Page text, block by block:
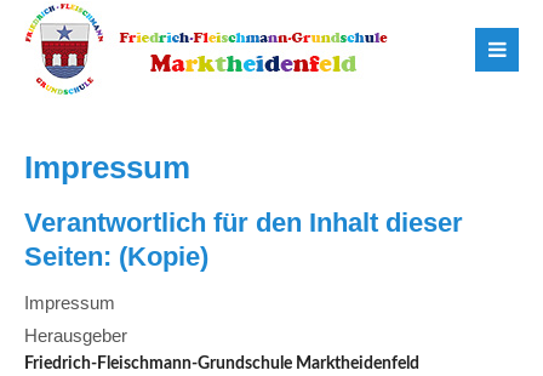
Impressum
Verantwortlich für den Inhalt dieser
Seiten: (Kopie)
Impressum
Herausgeber
Friedrich-Fleischmann-Grundschule Marktheidenfeld